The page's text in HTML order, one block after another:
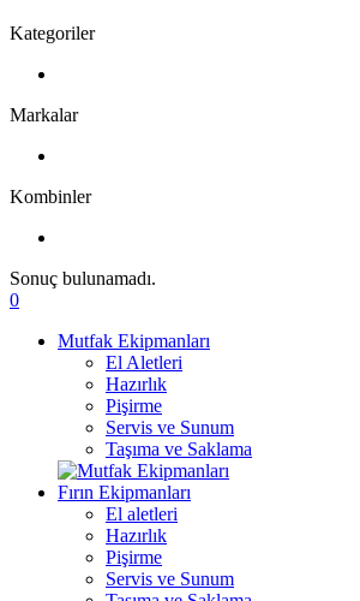
Kategoriler
Markalar
Kombinler
Sonuç bulunamadı.
0
Mutfak Ekipmanları
El Aletleri
Hazırlık
Pişirme
Servis ve Sunum
Taşıma ve Saklama
Fırın Ekipmanları
El aletleri
Hazırlık
Pişirme
Servis ve Sunum